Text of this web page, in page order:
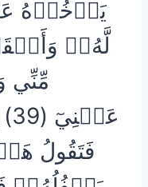
يَأۡخُذۡهُ
لَّهُۥۚ
مِّنِّي
فَتَقُولُ